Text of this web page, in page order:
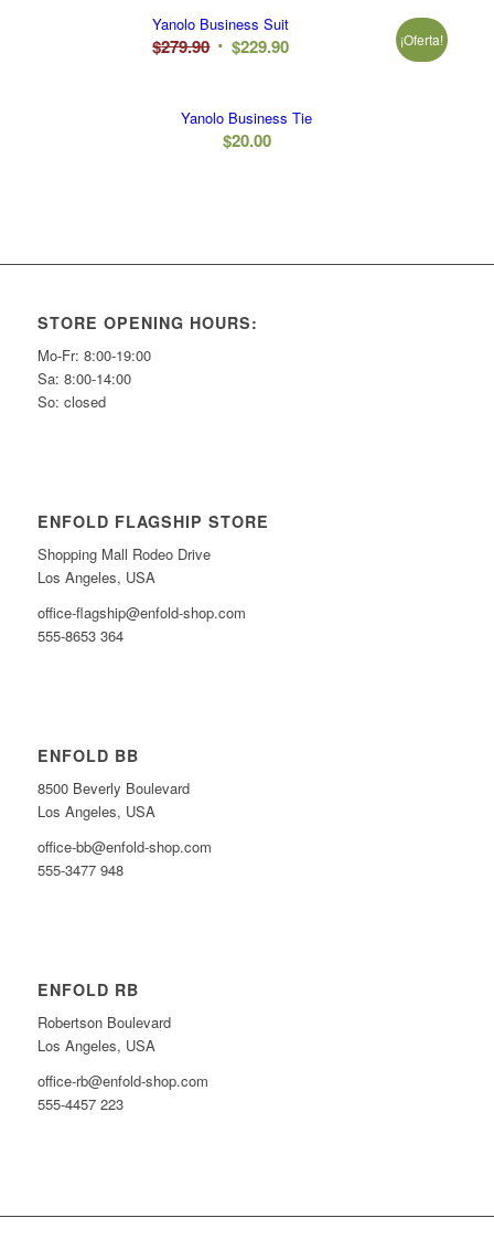
Yanolo Business Suit
$279.90 El
era:
$279.90.
$229.90El
es:
¡Oferta!
Yanolo Business Tie
$20.00
STORE OPENING HOURS:
Mo-Fr: 8:00-19:00
Sa: 8:00-14:00
So: closed
ENFOLD FLAGSHIP STORE
Shopping Mall Rodeo Drive
Los Angeles, USA
office-flagship@enfold-shop.com
555-8653 364
ENFOLD BB
8500 Beverly Boulevard
Los Angeles, USA
office-bb@enfold-shop.com
555-3477 948
ENFOLD RB
Robertson Boulevard
Los Angeles, USA
office-rb@enfold-shop.com
555-4457 223